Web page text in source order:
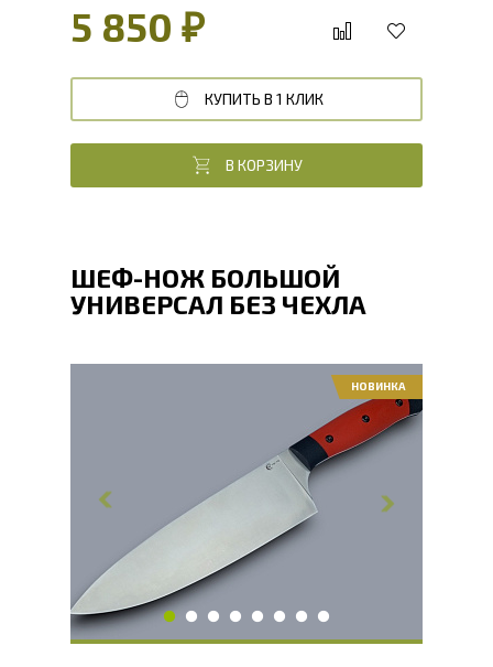
5 850 ₽
КУПИТЬ В 1 КЛИК
В КОРЗИНУ
ШЕФ-НОЖ БОЛЬШОЙ
УНИВЕРСАЛ БЕЗ ЧЕХЛА
302
Толщина обуха, мм
2.1
Длина рукояти, мм
Твердость клинка, HRC
Вес, г
НОВИНКА